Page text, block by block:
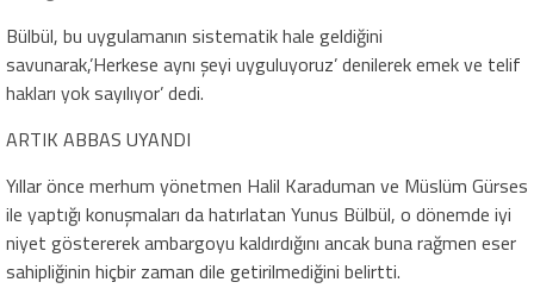
Bülbül, bu uygulamanın sistematik hale geldiğini
savunarak,’Herkese aynı şeyi uyguluyoruz’ denilerek emek ve telif
hakları yok sayılıyor’ dedi.
ARTIK ABBAS UYANDI
Yıllar önce merhum yönetmen Halil Karaduman ve Müslüm Gürses
ile yaptığı konuşmaları da hatırlatan Yunus Bülbül, o dönemde iyi
niyet göstererek ambargoyu kaldırdığını ancak buna rağmen eser
sahipliğinin hiçbir zaman dile getirilmediğini belirtti.